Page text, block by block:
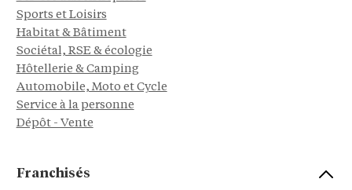
Sports et Loisirs
Habitat & Bâtiment
Sociétal, RSE & écologie
Hôtellerie & Camping
Automobile, Moto et Cycle
Service à la personne
Dépôt - Vente
Franchisés